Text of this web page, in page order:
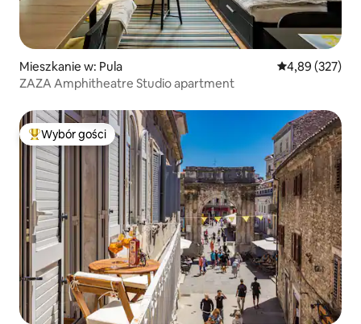
Mieszkanie w: Pula Średnia
4,89 (327)
ZAZA Amphitheatre Studio apartment
Najpopularniejsze z kategorii Wybór gości
Wybór gości